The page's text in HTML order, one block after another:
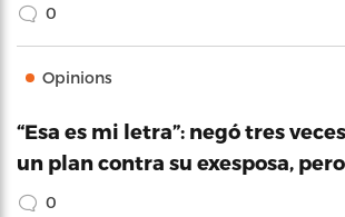
0
Opinions
“Esa es mi letra”: negó tres
un plan contra su exesposa,
0